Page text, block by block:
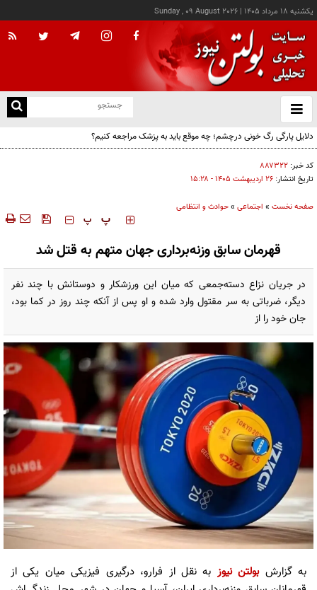
يکشنبه ۱۸ مرداد ۱۴۰۵ |
Sunday , 09 August 2026
باز
و
دلایل پارگی رگ خونی درچشم؛ چه موقع باید به پزشک مراجعه کنیم؟
کد خبر: ۸۸۷۳۲۲
تاریخ انتشار: ۲۶ ارديبهشت ۱۴۰۵ - ۱۵:۲۸
صفحه نخست » اجتماعی »حوادث و انتظامی
‍‍‍ پ پ
قهرمان سابق وزنه‌برداری جهان متهم به قتل شد
در جریان نزاع دسته‌جمعی که میان این ورزشکار و دوستانش با چند نفر
دیگر، ضرباتی به سر مقتول وارد شده و او پس از آنکه چند روز در کما بود،
جان خود را از
به گزارشبولتن نیوز به نقل از فرارو، درگیری فیزیکی میان یکی از